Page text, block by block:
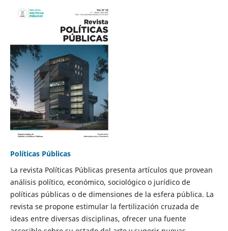
Políticas Públicas
La revista Políticas Públicas presenta artículos que provean
análisis político, económico, sociológico o jurídico de
políticas públicas o de dimensiones de la esfera pública. La
revista se propone estimular la fertilización cruzada de
ideas entre diversas disciplinas, ofrecer una fuente